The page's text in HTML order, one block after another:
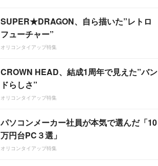
SUPER★DRAGON、自ら描いた”レトロ
フューチャー”
オリコンタイアップ特集
CROWN HEAD、結成1周年で見えた”バン
ドらしさ”
オリコンタイアップ特集
パソコンメーカー社員が本気で選んだ「10
万円台PC３選」
オリコンタイアップ特集